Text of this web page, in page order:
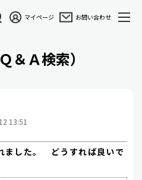
マイページ お問い合わせ
＆Ａ検索）
13:51
ました。 どうすれば良いで